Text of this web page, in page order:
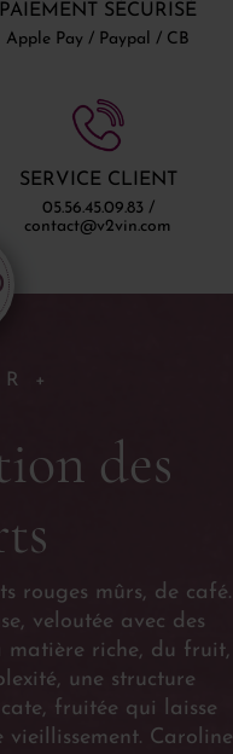
PAIEMENT SÉCURISÉ
Apple Pay / Paypal / CB
SERVICE CLIENT
05.56.45.09.83 /
contact@v2vin.com
+
des
rouges mûrs, de café.
veloutée avec des
matière riche, du fruit,
une structure
fruitée qui laisse
Caroline